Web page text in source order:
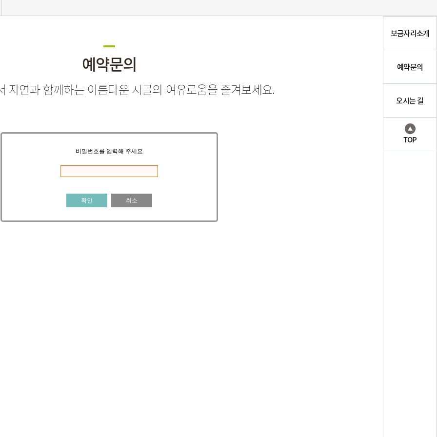
보금자리소개
예약문의
오시는 길
TOP
예약문의
자연과 함께하는 아름다운 시골의 여유로움을 즐겨보세요.
비밀번호를 입력해 주세요
확인 취소